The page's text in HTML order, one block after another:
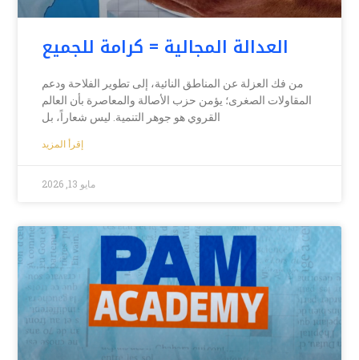
العدالة المجالية = كرامة للجميع
من فك العزلة عن المناطق النائية، إلى تطوير الفلاحة ودعم
المقاولات الصغرى؛ يؤمن حزب الأصالة والمعاصرة بأن العالم
القروي هو جوهر التنمية. ليس شعاراً، بل
إقرأ المزيد
مايو 13, 2026